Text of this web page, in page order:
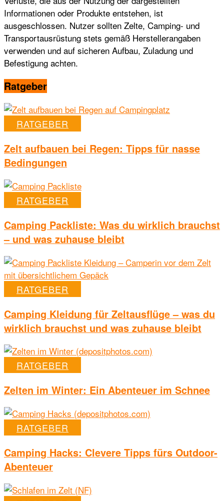
Informationen oder Produkte entstehen, ist
ausgeschlossen. Nutzer sollten Zelte, Camping- und
Transportausrüstung stets gemäß Herstellerangaben
verwenden und auf sicheren Aufbau, Zuladung und
Befestigung achten.
Ratgeber
RATGEBER
Zelt aufbauen bei Regen: Tipps für nasse
Bedingungen
RATGEBER
Camping Packliste: Was du wirklich brauchst
– und was zuhause bleibt
RATGEBER
Camping Kleidung für Zeltausflüge – was du
wirklich brauchst und was zuhause bleibt
RATGEBER
Zelten im Winter: Ein Abenteuer im Schnee
RATGEBER
Camping Hacks: Clevere Tipps fürs Outdoor-
Abenteuer